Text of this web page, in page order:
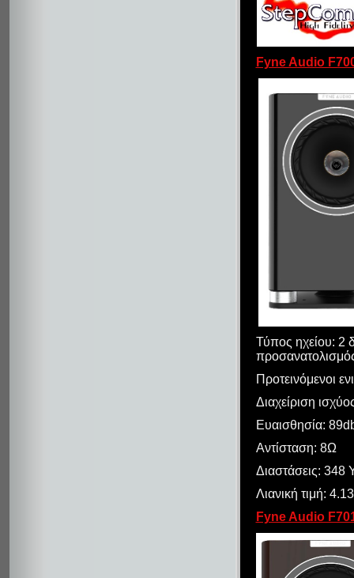
Fyne Audio
Τύπος ηχείου: 2
Προτεινόμενοι
Διαχείριση
Ευαισθησία:
Αντίσταση: 8Ω
Διαστάσεις:
Λιανική τιμή:
Fyne Audio